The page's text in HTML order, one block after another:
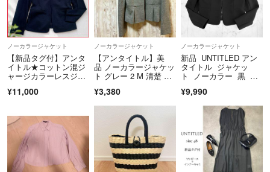
ノーカラージャケット
【新品タグ付】アンタ
イトル★コットン混ジ
ャージカラーレスジャ
¥11,000
ノーカラージャケット
【アンタイトル】美
品 ノーカラージャケッ
ト グレー 2 M 清楚 上
¥3,380
ノーカラージャケット
新品 UNTITLED アン
タイトル ジャケッ
ト ノーカラー 黒 ブ
¥9,990